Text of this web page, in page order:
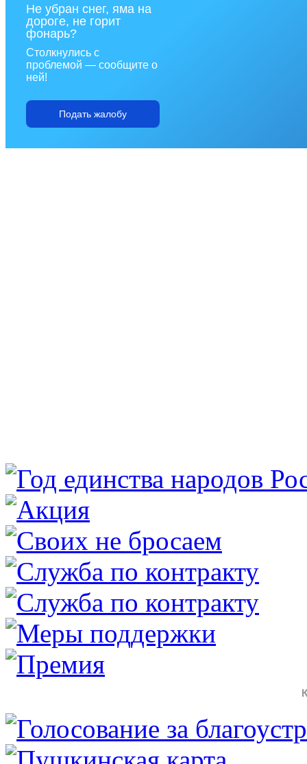
Не убран снег, яма на
дороге, не горит
фонарь?
Столкнулись с
проблемой — сообщите о
ней!
Подать жалобу